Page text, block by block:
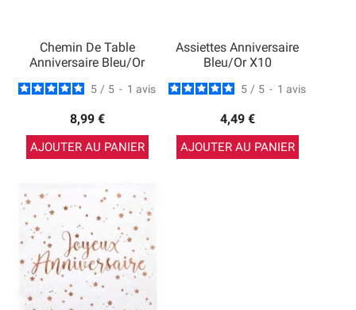
Chemin De Table
Anniversaire Bleu/Or
5 / 5 - 1 avis
8,99 €
AJOUTER AU PANIER
Assiettes Anniversaire
Bleu/Or X10
5 / 5 - 1 avis
4,49 €
AJOUTER AU PANIER